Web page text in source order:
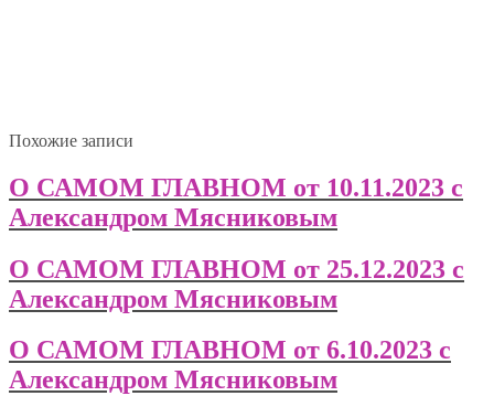
Похожие записи
О САМОМ ГЛАВНОМ от 10.11.2023 с
Александром Мясниковым
О САМОМ ГЛАВНОМ от 25.12.2023 с
Александром Мясниковым
О САМОМ ГЛАВНОМ от 6.10.2023 с
Александром Мясниковым